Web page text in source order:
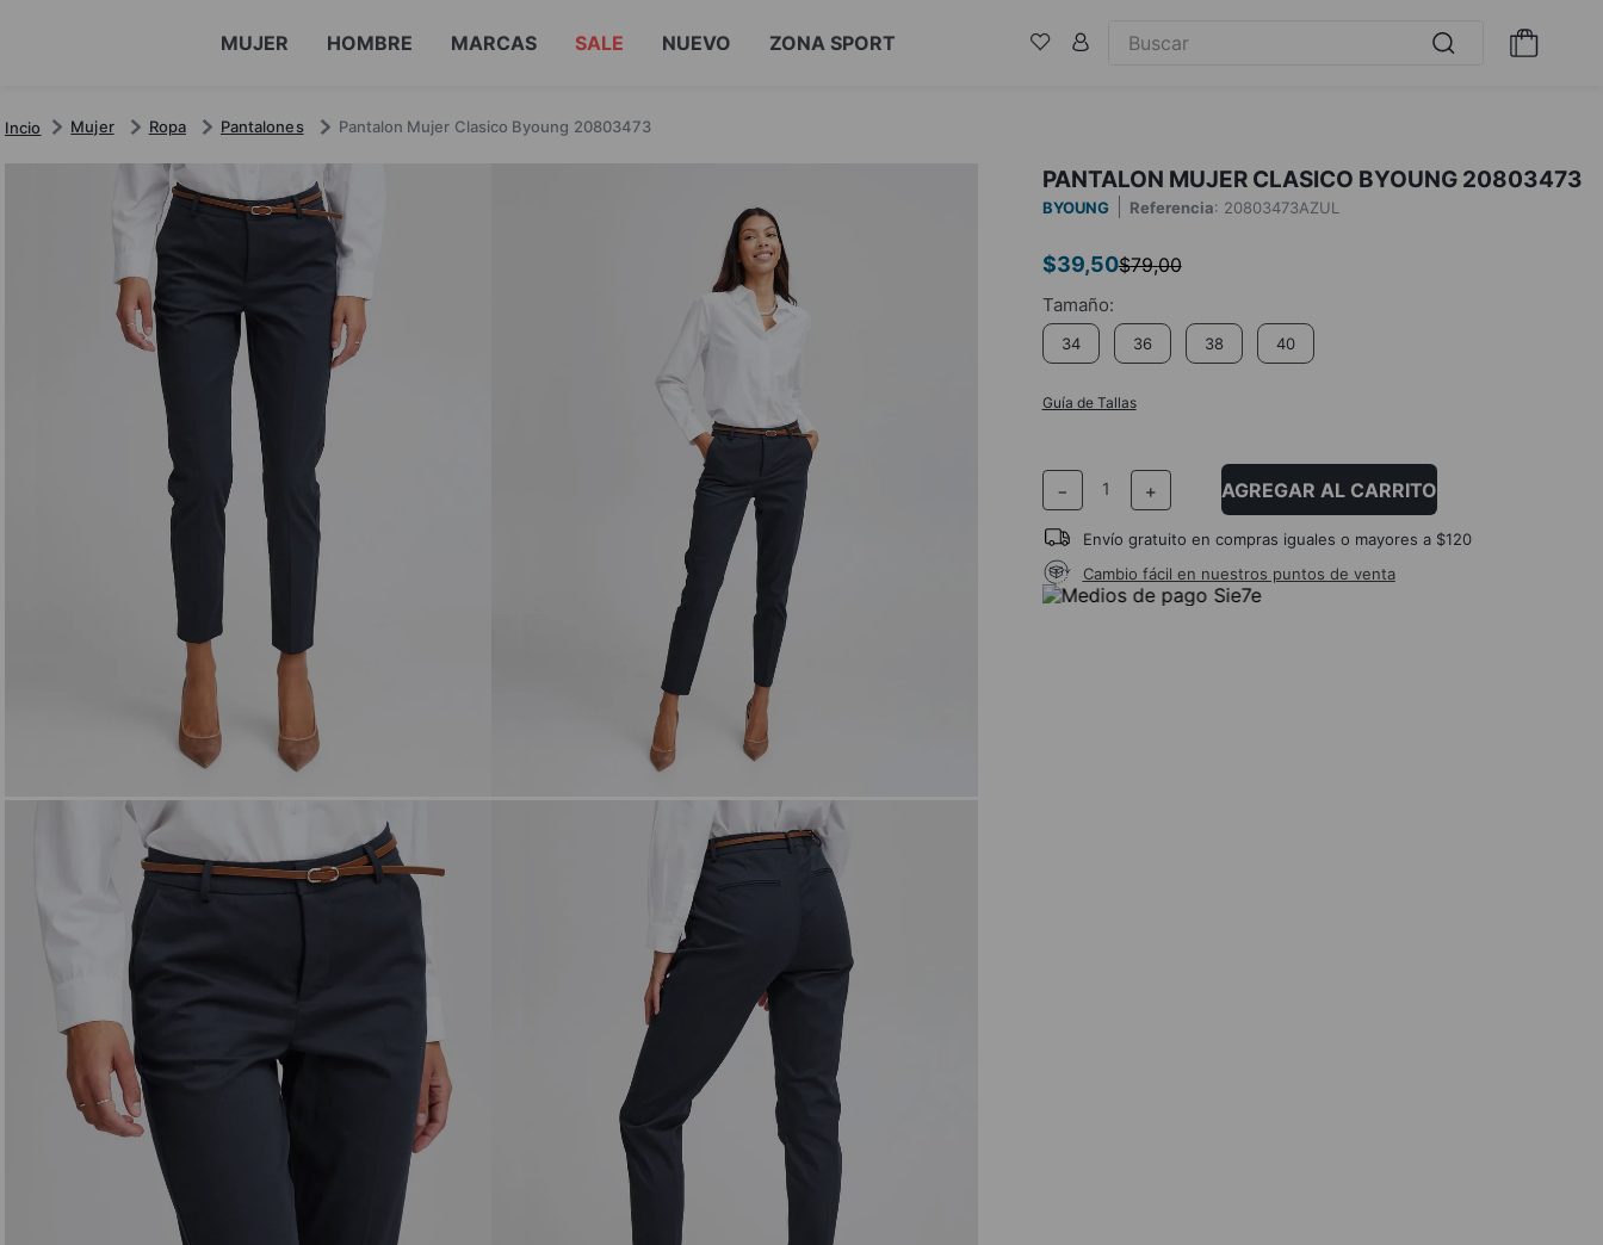
MUJER HOMBRE MARCAS SALE NUEVO ZONA SPORT
Mujer Ropa Pantalones Pantalon Mujer Clasico Byoung 20803473
PANTALON MUJER CLASICO BYOUNG 20803473
BYOUNG Referencia: 20803473AZUL
$39,50$79,00
34 36 38 40
Guía de Tallas
＋
－ AGREGAR AL CARRITO
Envío gratuito en compras iguales o mayores a $120
Cambio fácil en nuestros puntos de venta